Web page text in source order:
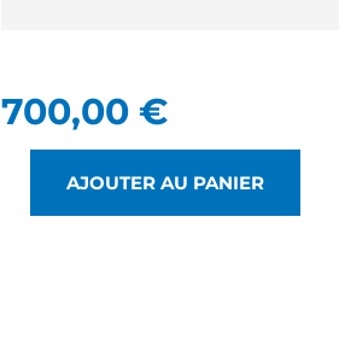
700,00 €
QUANTITÉ
AJOUTER AU PANIER